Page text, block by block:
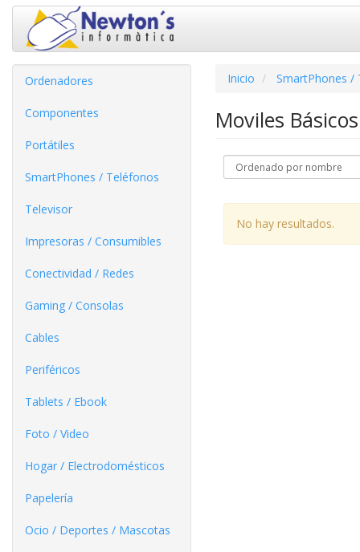
Ordenadores
Componentes
Portátiles
SmartPhones / Teléfonos
Televisor
Impresoras / Consumibles
Conectividad / Redes
Gaming / Consolas
Cables
Periféricos
Tablets / Ebook
Foto / Video
Hogar / Electrodomésticos
Papelería
Ocio / Deportes / Mascotas
Inicio SmartPhones /
Moviles
No hay resultados.